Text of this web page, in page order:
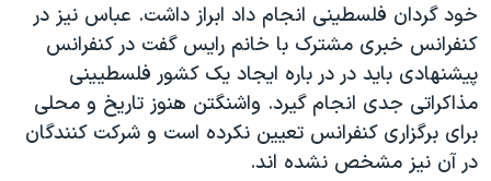
ویدیوها
فرهنگ و زندگی
حقوق شهروندی
اقتصادی
علم و فناوری
بایگانی برنامه‌های تلویزیونی
مستندها
انتخابات ریاست جمهوری آمریکا ۲۰۲۴
حمله جمهوری اسلامی به اسرائیل
رمز مهسا
دنبال کنید
خود گردان فلسطينی انجام داد ابراز داشت. عباس نيز در
کنفرانس خبری مشترک با خانم رايس گفت در کنفرانس
پيشنهادی بايد در در باره ايجاد يک کشور فلسطيينی
مذاکراتی جدی انجام گيرد. واشنگتن هنوز تاريخ و محلی
برای برگزاری کنفرانس تعيين نکرده است و شرکت کنندگان
در آن نيز مشخص نشده اند.